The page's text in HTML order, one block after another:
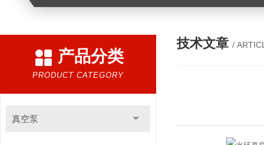
产品分类
PRODUCT CATEGORY
真空泵
技术文章 /